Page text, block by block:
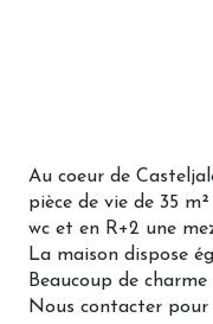
Au coeur de
pièce de vie de 35
wc et en R+2 une
La maison dispose
Beaucoup de
Nous contacter